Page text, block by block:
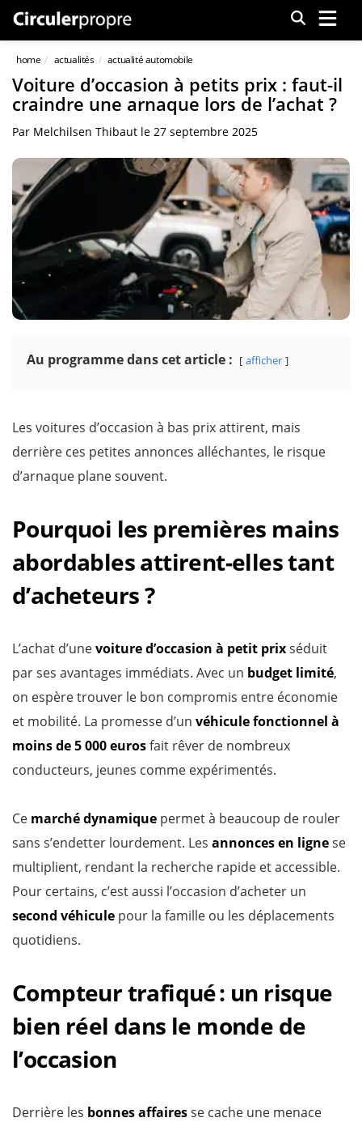
Menu
home actualités actualité automobile
Voiture d’occasion à petits prix : faut-il
craindre une arnaque lors de l’achat ?
Par Melchilsen Thibaut le 27 septembre 2025
Au programme dans cet article : afficher
Les voitures d’occasion à bas prix attirent, mais
derrière ces petites annonces alléchantes, le risque
d’arnaque plane souvent.
Pourquoi les premières mains
abordables attirent-elles tant
d’acheteurs ?
L’achat d’unevoiture d’occasion à petit prixséduit
par ses avantages immédiats. Avec un budget limité,
on espère trouver le bon compromis entre économie
et mobilité. La promesse d’un véhicule fonctionnel à
moins de 5 000 eurosfait rêver de nombreux
conducteurs, jeunes comme expérimentés.
Ce marché dynamique permet à beaucoup de rouler
sans s’endetter lourdement. Les annonces en lignese
multiplient, rendant la recherche rapide et accessible.
Pour certains, c’est aussi l’occasion d’acheter un
second véhicule pour la famille ou les déplacements
quotidiens.
Compteur trafiqué : un risque
bien réel dans le monde de
l’occasion
Derrière les bonnes affairesse cache une menace